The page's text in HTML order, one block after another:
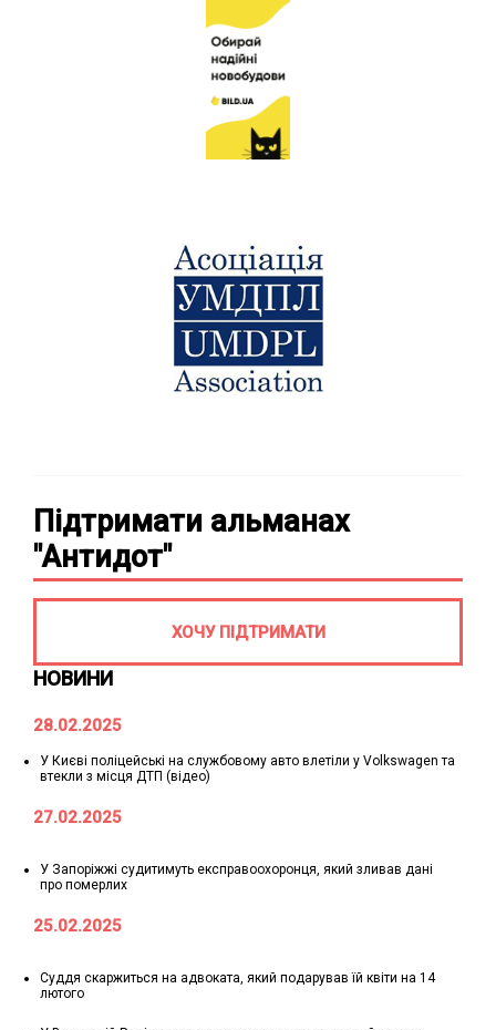
НОВИНИ
28.02.2025
У Києві поліцейські на службовому авто влетіли у Volkswagen та
втекли з місця ДТП (відео)
27.02.2025
У Запоріжжі судитимуть експравоохоронця, який зливав дані
про померлих
25.02.2025
Суддя скаржиться на адвоката, який подарував їй квіти на 14
лютого
Підтримати альманах
"Антидот"
ХОЧУ ПІДТРИМАТИ